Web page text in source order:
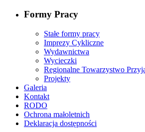
Formy Pracy
Stałe formy pracy
Imprezy Cykliczne
Wydawnictwa
Wycieczki
Regionalne Towarzystwo
Projekty
Galeria
Kontakt
RODO
Ochrona małoletnich
Deklaracja dostępności